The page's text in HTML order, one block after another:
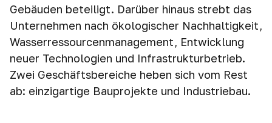
Gebäuden beteiligt. Darüber hinaus strebt das
Unternehmen nach ökologischer Nachhaltigkeit,
Wasserressourcenmanagement, Entwicklung
neuer Technologien und Infrastrukturbetrieb.
Zwei Geschäftsbereiche heben sich vom Rest
ab: einzigartige Bauprojekte und Industriebau.